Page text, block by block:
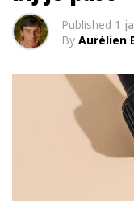
Published 1
By Aurélien